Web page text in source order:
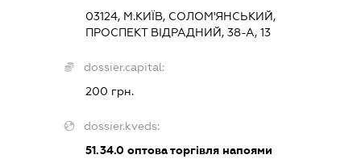
03124, М.КИЇВ, СОЛОМ'ЯНСЬКИЙ,
ПРОСПЕКТ ВІДРАДНИЙ, 38-А, 13
dossier.capital:
200 грн.
dossier.kveds:
51.34.0 оптова торгівля напоями